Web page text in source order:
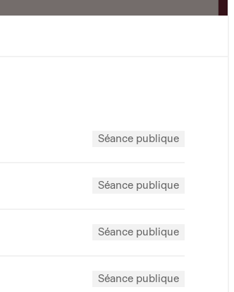
Séance publique
Séance publique
Séance publique
Séance publique